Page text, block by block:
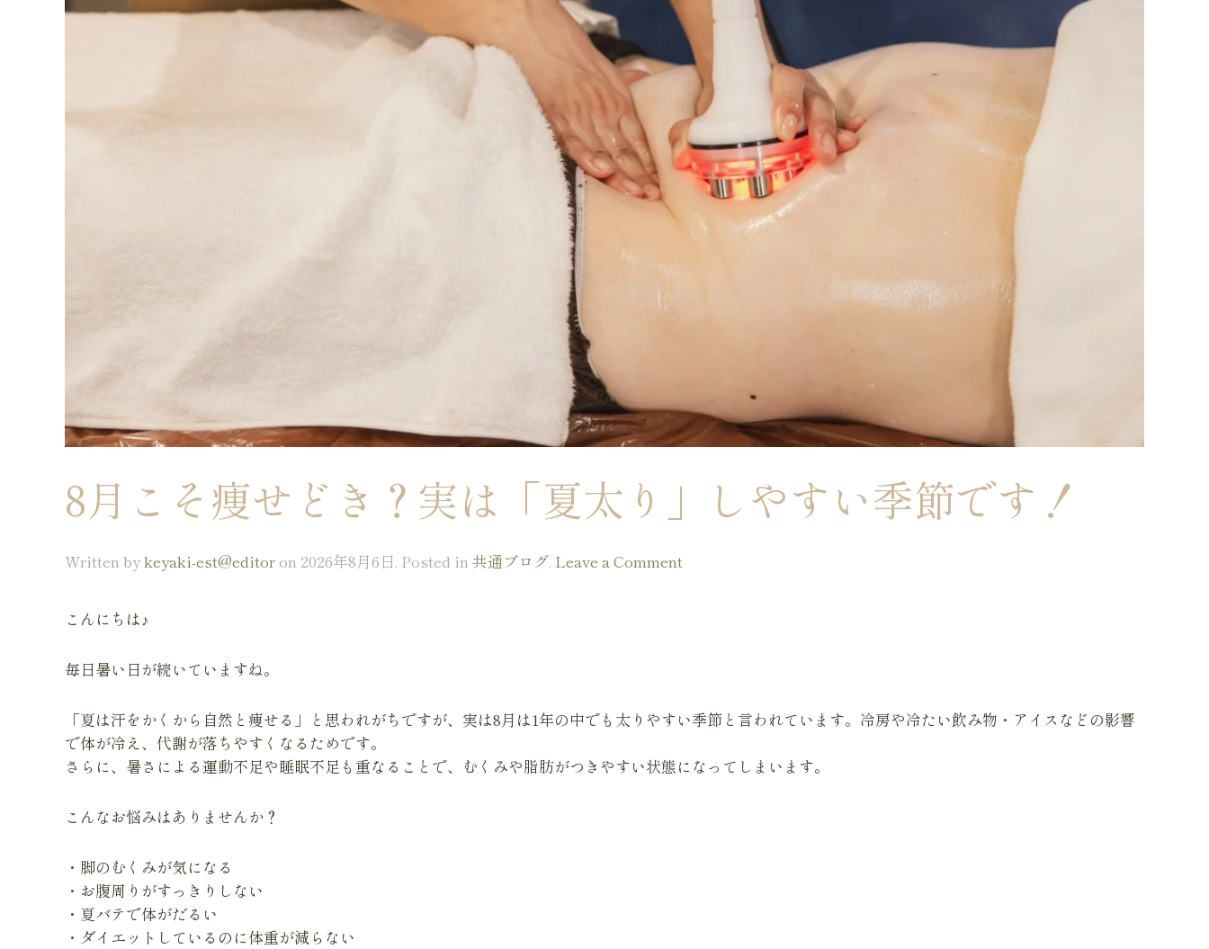
8月こそ痩せどき？実は「夏太り」しやすい季節です！
Written bykeyaki-est@editor on 2026年8月6日. Posted in 共通ブログ. Leave a Comment
こんにちは♪
毎日暑い日が続いていますね。
「夏は汗をかくから自然と痩せる」と思われがちですが、実は8月は1年の中でも太りやすい季節と言われています。冷房や冷たい飲み物・アイスなどの影響
で体が冷え、代謝が落ちやすくなるためです。
さらに、暑さによる運動不足や睡眠不足も重なることで、むくみや脂肪がつきやすい状態になってしまいます。
こんなお悩みはありませんか？
・脚のむくみが気になる
・お腹周りがすっきりしない
・夏バテで体がだるい
・ダイエットしているのに体重が減らない